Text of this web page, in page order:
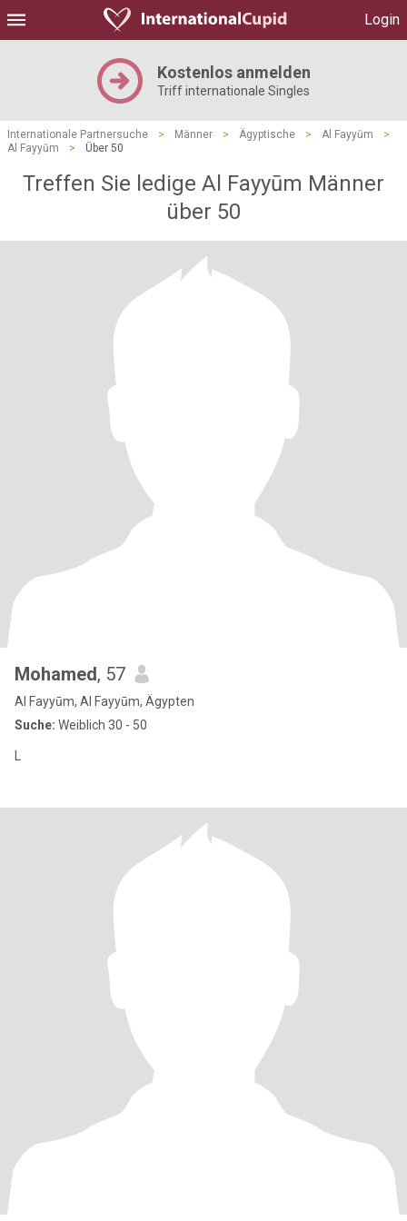
Login
Kostenlos anmelden
Triff internationale Singles
Internationale Partnersuche > Männer > Ägyptische > Al Fayyūm
>
Al Fayyūm
> Über 50
Treffen Sie ledige Al Fayyūm Männer
über 50
Mohamed, 57
Al Fayyūm, Al Fayyūm, Ägypten
Suche: Weiblich 30 - 50